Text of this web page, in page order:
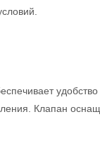
Клапан